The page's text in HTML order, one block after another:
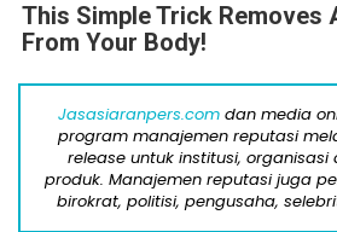
This Simple Trick Removes
From Your Body!
Jasasiaranpers.com dan media
program manajemen reputasi
release untuk institusi,
produk. Manajemen reputasi juga
birokrat, politisi, pengusaha,